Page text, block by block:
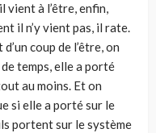
vient à l’être, enfin,
il n’y vient pas, il rate.
coup de l’être, on
temps, elle a porté
au moins. Et on
si elle a porté sur le
portent sur le système